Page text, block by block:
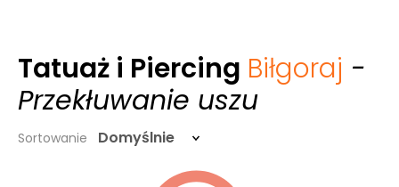
Tatuaż i Piercing Biłgoraj -
Przekłuwanie uszu
Sortowanie Domyślnie